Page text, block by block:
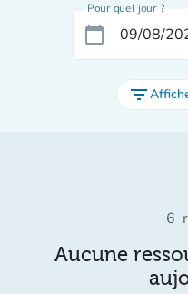
Pour quel jour ?
calendar_today
filter_list
6
Aucune